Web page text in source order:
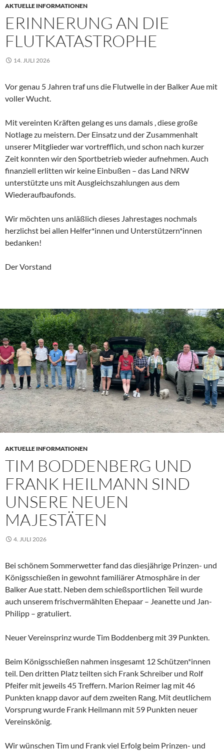
AKTUELLE INFORMATIONEN
ERINNERUNG AN DIE
FLUTKATASTROPHE
14. JULI 2026
Vor genau 5 Jahren traf uns die Flutwelle in der Balker Aue mit
voller Wucht.
Mit vereinten Kräften gelang es uns damals , diese große
Notlage zu meistern. Der Einsatz und der Zusammenhalt
unserer Mitglieder war vortrefflich, und schon nach kurzer
Zeit konnten wir den Sportbetrieb wieder aufnehmen. Auch
finanziell erlitten wir keine Einbußen – das Land NRW
unterstützte uns mit Ausgleichszahlungen aus dem
Wiederaufbaufonds.
Wir möchten uns anläßlich dieses Jahrestages nochmals
herzlichst bei allen Helfer*innen und Unterstützern*innen
bedanken!
Der Vorstand
AKTUELLE INFORMATIONEN
TIM BODDENBERG UND
FRANK HEILMANN SIND
UNSERE NEUEN
MAJESTÄTEN
4. JULI 2026
Bei schönem Sommerwetter fand das diesjährige Prinzen- und
Königsschießen in gewohnt familiärer Atmosphäre in der
Balker Aue statt. Neben dem schießsportlichen Teil wurde
auch unserem frischvermählten Ehepaar – Jeanette und Jan-
Philipp – gratuliert.
Neuer Vereinsprinz wurde Tim Boddenberg mit 39 Punkten.
Beim Königsschießen nahmen insgesamt 12 Schützen*innen
teil. Den dritten Platz teilten sich Frank Schreiber und Rolf
Pfeifer mit jeweils 45 Treffern. Marion Reimer lag mit 46
Punkten knapp davor auf dem zweiten Rang. Mit deutlichem
Vorsprung wurde Frank Heilmann mit 59 Punkten neuer
Vereinskönig.
Wir wünschen Tim und Frank viel Erfolg beim Prinzen- und